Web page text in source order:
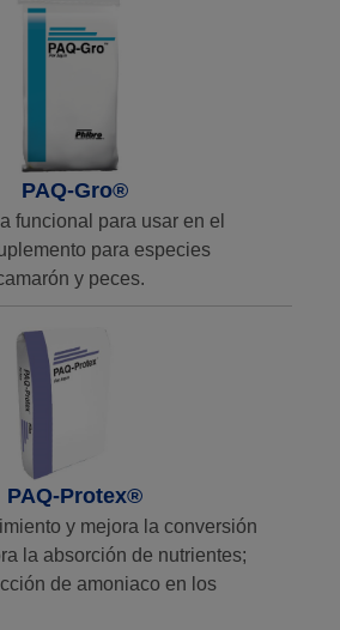
PAQ-Gro®
funcional para usar en el
para especies
y peces.
PAQ-Protex®
y mejora la conversión
la absorción de nutrientes;
de amoniaco en los